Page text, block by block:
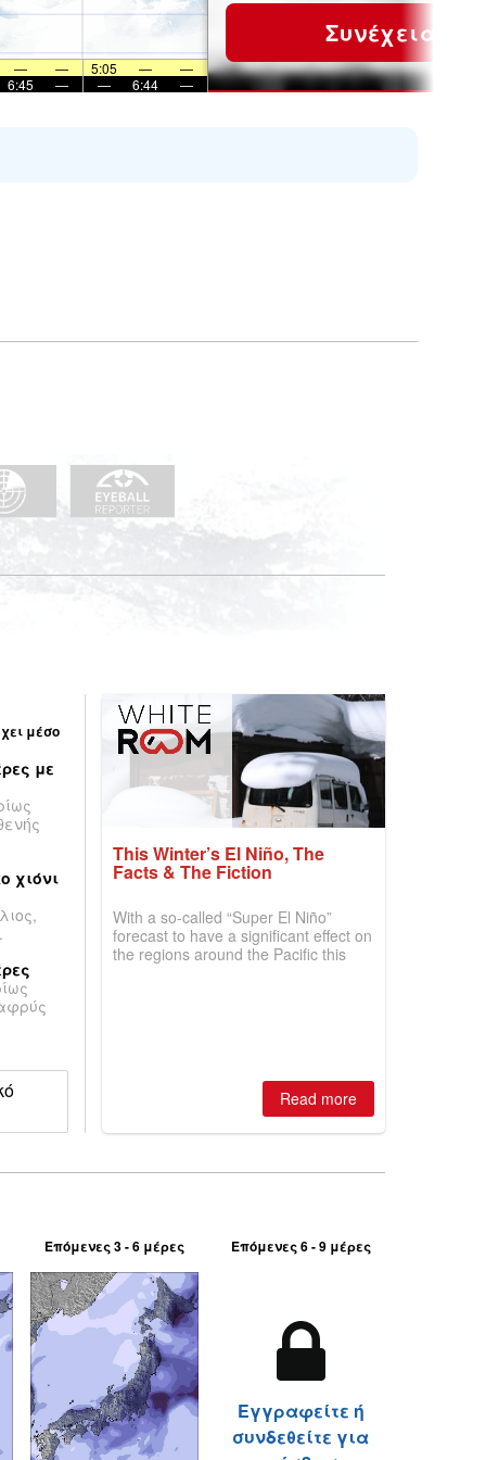
— — 5:05 —
—
6:45 — — 6:44 —
Συνέχεια
μέσο
με
χιόνι
This Winter’s El Niño, The
Facts & The Fiction
With a so-called “Super El Niño”
forecast to have a significant effect on
the regions around the Pacific this
Read more
Επόμενες 3 - 6 μέρες Επόμενες 6 - 9 μέρες
Εγγραφείτε ή
συνδεθείτε για